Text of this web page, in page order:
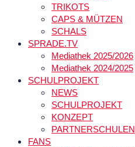
TRIKOTS
CAPS & MÜTZEN
SCHALS
SPRADE.TV
Mediathek 2025/2026
Mediathek 2024/2025
SCHULPROJEKT
NEWS
SCHULPROJEKT
KONZEPT
PARTNERSCHULEN
FANS